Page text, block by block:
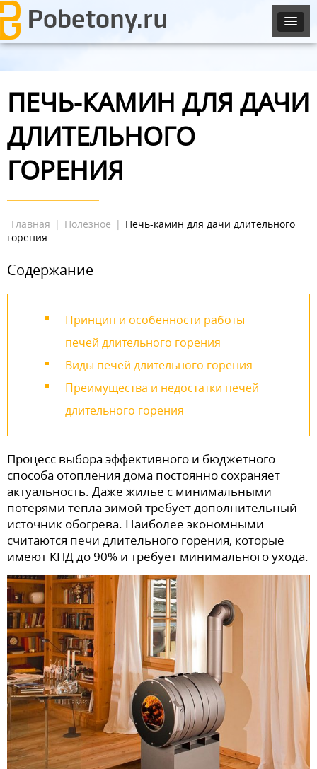
ПЕЧЬ-КАМИН ДЛЯ ДАЧИ
ДЛИТЕЛЬНОГО
ГОРЕНИЯ
Главная | Полезное | Печь-камин для дачи длительного
горения
Содержание
Принцип и особенности работы
печей длительного горения
Виды печей длительного горения
Преимущества и недостатки печей
длительного горения
Процесс выбора эффективного и бюджетного
способа отопления дома постоянно сохраняет
актуальность. Даже жилье с минимальными
потерями тепла зимой требует дополнительный
источник обогрева. Наиболее экономными
считаются печи длительного горения, которые
имеют КПД до 90% и требует минимального ухода.